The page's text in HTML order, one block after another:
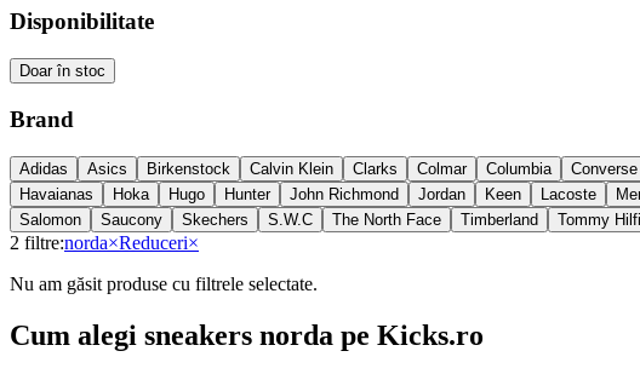
Disponibilitate
Doar în stoc
Brand
Adidas Asics Birkenstock Calvin Klein Clarks Colmar Columbia Converse
Havaianas
Hoka Hugo Hunter John Richmond Jordan Keen Lacoste
Salomon
Saucony Skechers S.W.C The North Face Timberland Tommy
2 filtre:norda×Reduceri×
Nu am găsit produse cu filtrele selectate.
Cum alegi sneakers norda pe Kicks.ro